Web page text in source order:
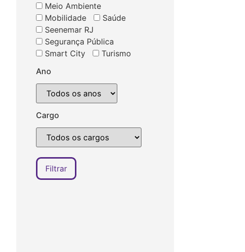
Meio Ambiente
Mobilidade
Saúde
Seenemar RJ
Segurança Pública
Smart City
Turismo
Ano
Cargo